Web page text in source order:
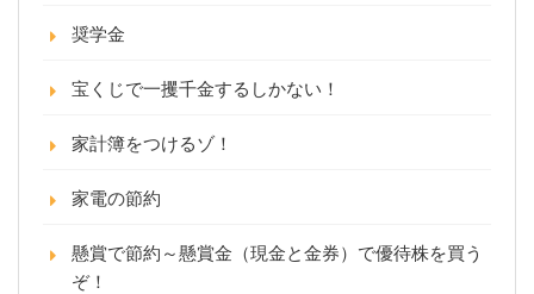
奨学金
宝くじで一攫千金するしかない！
家計簿をつけるゾ！
家電の節約
懸賞で節約～懸賞金（現金と金券）で優待株を買う
ぞ！